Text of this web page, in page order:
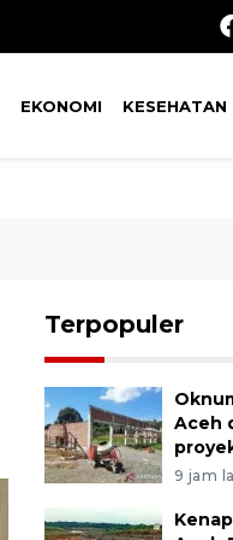
EKONOMI KESEHATAN
Terpopuler
Aceh
9 jam